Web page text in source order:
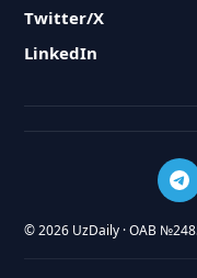
Twitter/X
LinkedIn
© 2026 UzDaily · ОАВ